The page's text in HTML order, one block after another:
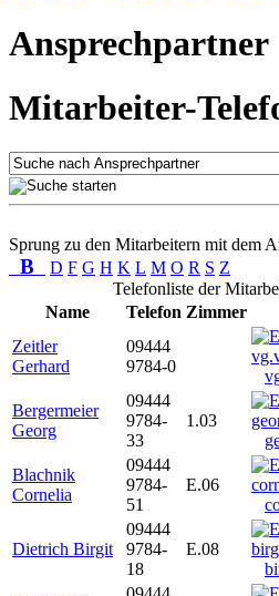
Ansprechpartner
Mitarbeiter-
Sprung zu den Mitarbeitern mit dem
B D F G H K L M O R S Z
Telefonliste der
Name
Telefon Zimmer
Zeitler
Gerhard
09444
9784-0
Bergermeier
Georg
09444
9784-
33
1.03
Blachnik
Cornelia
09444
9784-
51
E.06
Dietrich Birgit
09444
9784-
18
E.08